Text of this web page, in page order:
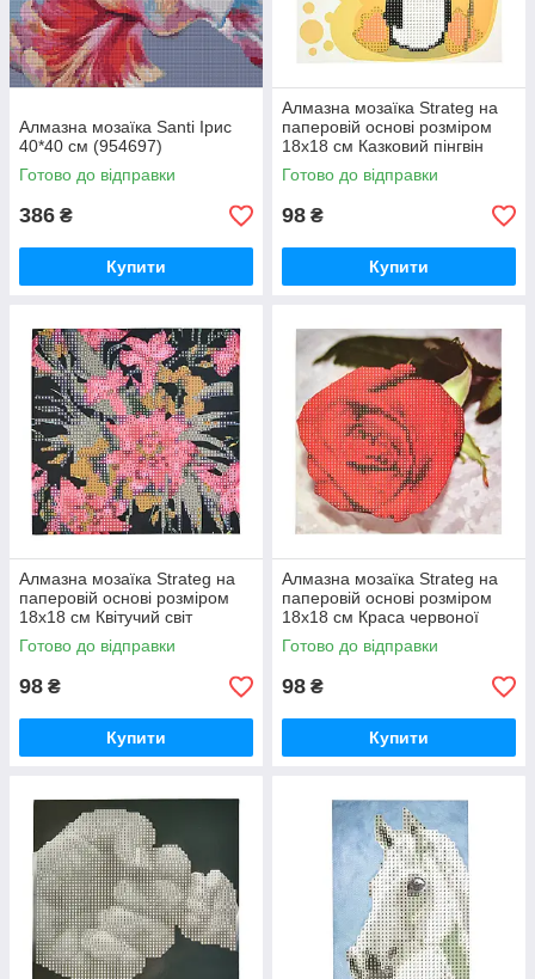
Алмазна мозаїка Santi Ірис
40*40 см (954697)
Готово до відправки
386 ₴
Купити
Алмазна мозаїка Strateg на
паперовій основі розміром
18х18 см Казковий пінгвін
(JUB14407)
Готово до відправки
98 ₴
Купити
Алмазна мозаїка Strateg на
паперовій основі розміром
18х18 см Квітучий світ
екзотичної краси (JUB14393)
Готово до відправки
98 ₴
Купити
Алмазна мозаїка Strateg на
паперовій основі розміром
18х18 см Краса червоної
троянди (JUB20601)
Готово до відправки
98 ₴
Купити